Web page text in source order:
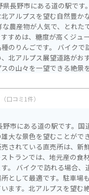
長野市にある道の駅です
アルプスを望む自然豊か
すめは、糖度が高くジュ
。 バイクで訪れる際に
北アルプス展望道路がお
の山々を一望できる絶景
光スポットへのアクセス
も最適な場所です。
（口コミ1件）
市にある道の駅です。国
大な景色を望むことができま
されている直売所は、新
トランでは、地元産の食
中条
として最適です。駐車場
ます。北アルプスを望む絶